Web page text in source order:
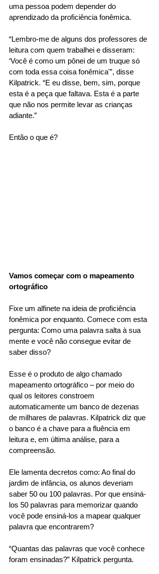
uma pessoa podem depender do
aprendizado da proficiência fonêmica.
“Lembro-me de alguns dos professores de
leitura com quem trabalhei e disseram:
‘Você é como um pônei de um truque só
com toda essa coisa fonêmica'”, disse
Kilpatrick. “E eu disse, bem, sim, porque
esta é a peça que faltava. Esta é a parte
que não nos permite levar as crianças
adiante.”
Então o que é?
Vamos começar com o mapeamento
ortográfico
Fixe um alfinete na ideia de proficiência
fonêmica por enquanto. Comece com esta
pergunta: Como uma palavra salta à sua
mente e você não consegue evitar de
saber disso?
Esse é o produto de algo chamado
mapeamento ortográfico – por meio do
qual os leitores constroem
automaticamente um banco de dezenas
de milhares de palavras. Kilpatrick diz que
o banco é a chave para a fluência em
leitura e, em última análise, para a
compreensão.
Ele lamenta decretos como: Ao final do
jardim de infância, os alunos deveriam
saber 50 ou 100 palavras. Por que ensiná-
los 50 palavras para memorizar quando
você pode ensiná-los a mapear qualquer
palavra que encontrarem?
“Quantas das palavras que você conhece
foram ensinadas?” Kilpatrick pergunta.